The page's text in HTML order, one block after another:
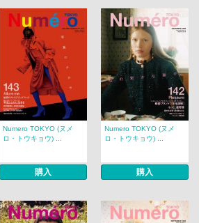
Numero TOKYO (ヌメ
ロ・トウキョウ) ...
購入
Numero TOKYO (ヌメ
ロ・トウキョウ) ...
購入